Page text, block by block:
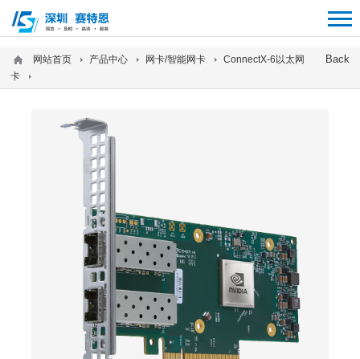
Back
网站首页 产品中心 网卡/智能网卡
ConnectX-6以太网
卡